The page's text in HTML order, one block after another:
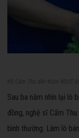
Sau ba năm nhìn lại lò
đồng, nghệ sĩ Cẩm
bình thường. Làm lò